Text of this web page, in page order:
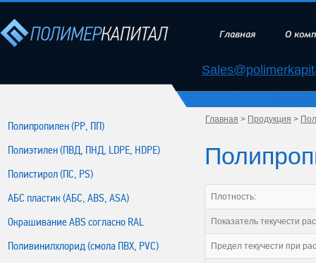
Главная О
Полипропилен (РР, ПП)
Полиэтилен (ПВД, ПНД, LDPE, HDPE)
Полистирол (ПС, PS)
АБС пластик (АБС, ABS, ASA)
Окрашивание ABS согласно RAL
Поливинилхлорид (смола ПВХ, PVC)
Главная > Продукция >
Плотность:
Показатель текучести
Предел текучести при